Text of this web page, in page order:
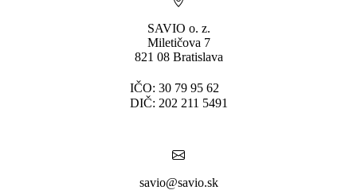
SAVIO o. z.
Miletičova 7
821 08 Bratislava
IČO: 30 79 95 62
DIČ: 202 211 5491
savio@savio.sk